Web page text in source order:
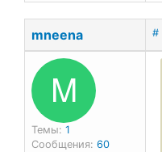
mneena #
M
Темы: 1
Сообщения: 60